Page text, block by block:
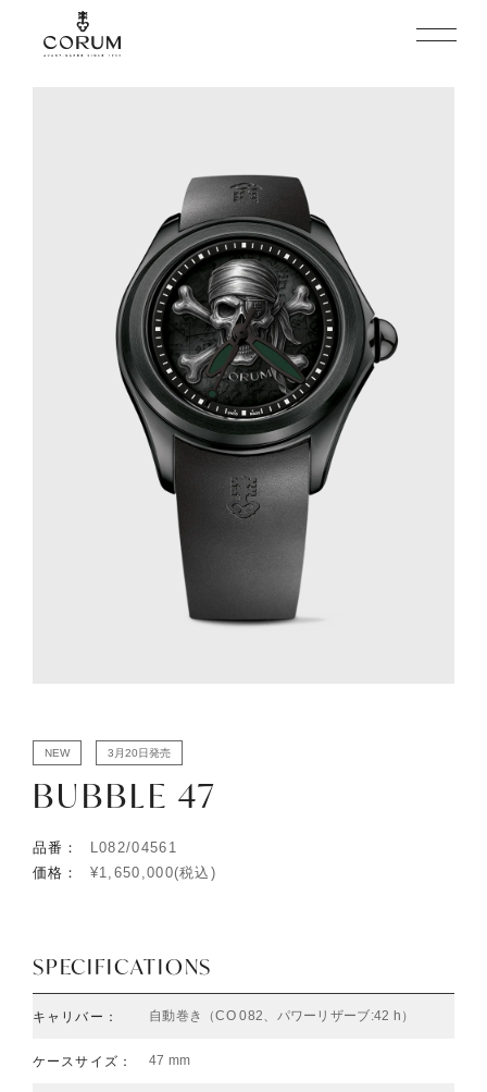
NEW 3月20日発売
BUBBLE 47
品番：
L082/04561
価格：
¥1,650,000(税込)
SPECIFICATIONS
キャリバー： 自動巻き（CO 082、パワーリザーブ:42 h）
ケースサイズ： 47 mm